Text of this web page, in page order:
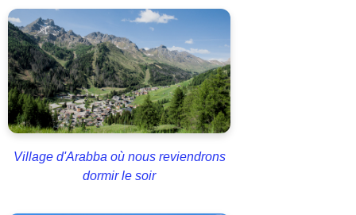
Village d'Arabba où nous reviendrons
dormir le soir